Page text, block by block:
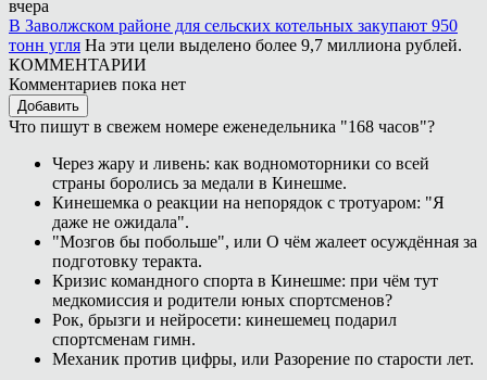
вчера
В Заволжском районе для сельских котельных закупают 950
тонн угля На эти цели выделено более 9,7 миллиона рублей.
КОММЕНТАРИИ
Комментариев пока нет
Добавить
Что пишут в свежем номере еженедельника "168 часов"?
Через жару и ливень: как водномоторники со всей
страны боролись за медали в Кинешме.
Кинешемка о реакции на непорядок с тротуаром: "Я
даже не ожидала".
"Мозгов бы побольше", или О чём жалеет осуждённая за
подготовку теракта.
Кризис командного спорта в Кинешме: при чём тут
медкомиссия и родители юных спортсменов?
Рок, брызги и нейросети: кинешемец подарил
спортсменам гимн.
Механик против цифры, или Разорение по старости лет.